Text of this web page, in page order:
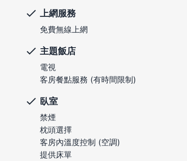
上網服務
免費無線上網
主題飯店
電視
客房餐點服務 (有時間限制)
臥室
禁煙
枕頭選擇
客房內溫度控制 (空調)
提供床單